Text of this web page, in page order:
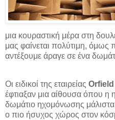
μια κουραστική μέρα στη
μας φαίνεται πολύτιμη,
αντέξουμε άραγε σε ένα
Οι ειδικοί της εταιρείας Orfield
έφτιαξαν μια αίθουσα όπου
δωμάτιο ηχομόνωσης μάλιστα
ο πιο ήσυχος χώρος στον